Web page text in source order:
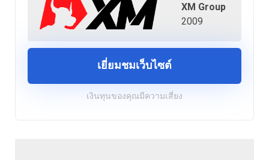
XM Group
2009
เยี่ยมชมเว็บไซต์
เงินทุนของคุณมีความเสี่ยง